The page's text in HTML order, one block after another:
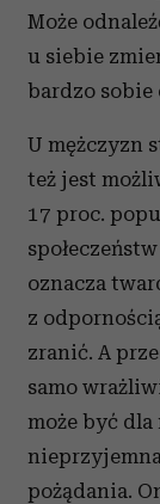
Może
u siebie
bardzo sobie
U mężczyzn
też jest
17 proc.
oznacza
z
zranić. A
samo
może być dla
pożądania.